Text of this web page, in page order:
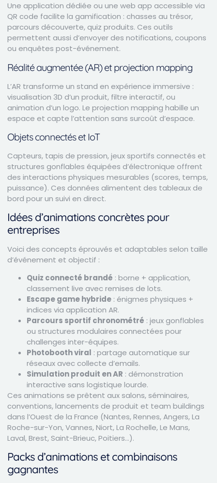
Une application dédiée ou une web app accessible via
QR code facilite la gamification : chasses au trésor,
parcours découverte, quiz produits. Ces outils
permettent aussi d’envoyer des notifications, coupons
ou enquêtes post-événement.
Réalité augmentée (AR) et projection mapping
L’AR transforme un stand en expérience immersive :
visualisation 3D d’un produit, filtre interactif, ou
animation d’un logo. Le projection mapping habille un
espace et capte l’attention sans surcoût d’espace.
Objets connectés et IoT
Capteurs, tapis de pression, jeux sportifs connectés et
structures gonflables équipées d’électronique offrent
des interactions physiques mesurables (scores, temps,
puissance). Ces données alimentent des tableaux de
bord pour un suivi en direct.
Idées d’animations concrètes pour
entreprises
Voici des concepts éprouvés et adaptables selon taille
d’événement et objectif :
Quiz connecté brandé : borne + application,
classement live avec remises de lots.
Escape game hybride : énigmes physiques +
indices via application AR.
Parcours sportif chronométré : jeux gonflables
ou structures modulaires connectées pour
challenges inter-équipes.
Photobooth viral : partage automatique sur
réseaux avec collecte d’emails.
Simulation produit en AR : démonstration
interactive sans logistique lourde.
Ces animations se prêtent aux salons, séminaires,
conventions, lancements de produit et team buildings
dans l’Ouest de la France (Nantes, Rennes, Angers, La
Roche-sur-Yon, Vannes, Niort, La Rochelle, Le Mans,
Laval, Brest, Saint-Brieuc, Poitiers…).
Packs d’animations et combinaisons
gagnantes